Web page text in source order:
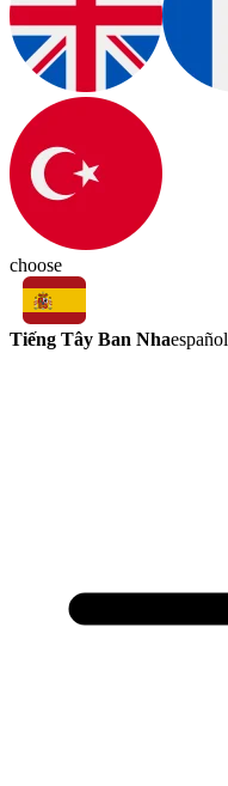
choose
Tiếng Tây Ban Nhaespañol